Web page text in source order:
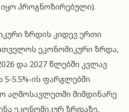
იყო პროგნოზირებული).
ზრდის კიდევ ერთი
ეკონომიკური ზრდა,
და 2027 წლებში კვლავ
5.5%-ის ფარგლებში
აღმოსავლეთში მიმდინარე
ეკონომიკურ ზრდაზე,